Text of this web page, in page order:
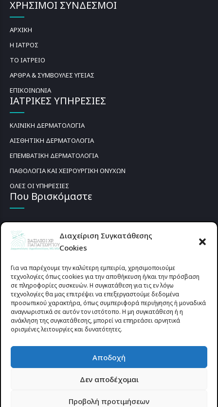
Διαχείριση Συγκατάθεσης
Cookies
Για να παρέχουμε την καλύτερη εμπειρία, χρησιμοποιούμε
τεχνολογίες όπως cookies για την αποθήκευση ή/και την πρόσβαση
σε πληροφορίες συσκευών. Η συγκατάθεση για τις εν λόγω
τεχνολογίες θα μας επιτρέψει να επεξεργαστούμε δεδομένα
προσωπικού χαρακτήρα, όπως συμπεριφορά περιήγησης ή μοναδικά
αναγνωριστικά σε αυτόν τον ιστότοπο. Η μη συγκατάθεση ή η
ανάκληση της συγκατάθεσης, μπορεί να επηρεάσει αρνητικά
ορισμένες λειτουργίες και δυνατότητες.
Αποδοχή
Δεν αποδέχομαι
Προβολή προτιμήσεων
ΧΡΗΣΙΜΟΙ ΣΥΝΔΕΣΜΟΙ
ΑΡΧΙΚΗ
Η ΙΑΤΡΟΣ
ΤΟ ΙΑΤΡΕΙΟ
ΑΡΘΡΑ & ΣΥΜΒΟΥΛΕΣ ΥΓΕΙΑΣ
ΕΠΙΚΟΙΝΩΝΙΑ
ΙΑΤΡΙΚΕΣ ΥΠΗΡΕΣΙΕΣ
ΚΛΙΝΙΚΗ ΔΕΡΜΑΤΟΛΟΓΙΑ
ΑΙΣΘΗΤΙΚΗ ΔΕΡΜΑΤΟΛΟΓΙΑ
ΕΠΕΜΒΑΤΙΚΗ ΔΕΡΜΑΤΟΛΟΓΙΑ
ΠΑΘΟΛΟΓΙΑ ΚΑΙ ΧΕΙΡΟΥΡΓΙΚΗ ΟΝΥΧΩΝ
ΟΛΕΣ ΟΙ ΥΠΗΡΕΣΙΕΣ
Που Βρισκόμαστε
Προυσιωτίσσης 27 & Δ.Σταϊκου , Αγρίνιο 30133 (έναντι γηπέδου
Site-Forge.com